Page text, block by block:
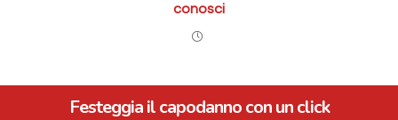
conosci
Festeggia il capodanno con un click